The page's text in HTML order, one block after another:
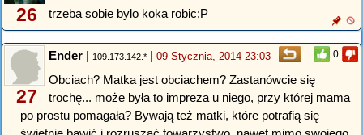
26 trzeba sobie bylo koka robic;P
0
27
Ender | 109.173.142.* | 09 Stycznia, 2014 23:03
Obciach? Matka jest obciachem? Zastanówcie się
trochę... może była to impreza u niego, przy której mama
po prostu pomagała? Bywają też matki, które potrafią się